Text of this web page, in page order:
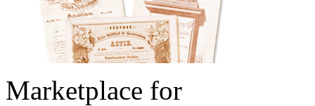
Marketplace for